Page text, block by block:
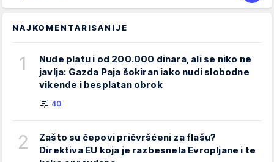
NAJKOMENTARISANIJE
1
Nude platu i od 200.000 dinara, ali se niko ne
javlja: Gazda Paja šokiran iako nudi slobodne
vikende i besplatan obrok
40
2
Zašto su čepovi pričvršćeni za flašu?
Direktiva EU koja je razbesnela Evropljane i te